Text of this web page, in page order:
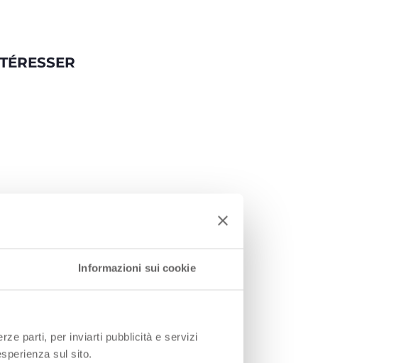
Informazioni sui cookie
parti, per inviarti pubblicità e servizi
sul sito.